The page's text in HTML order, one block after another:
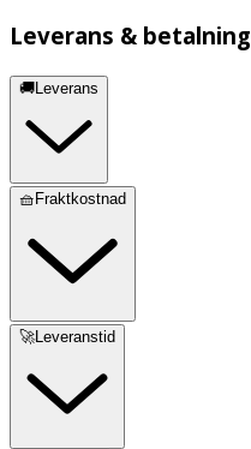
Leverans & betalning
🚚Leverans
🧺Fraktkostnad
🚀Leveranstid